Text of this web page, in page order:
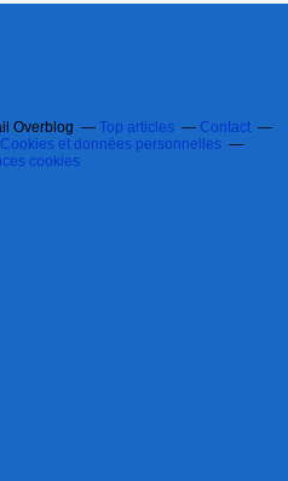
Overblog Top articles
Contact
Cookies et données personnelles
cookies